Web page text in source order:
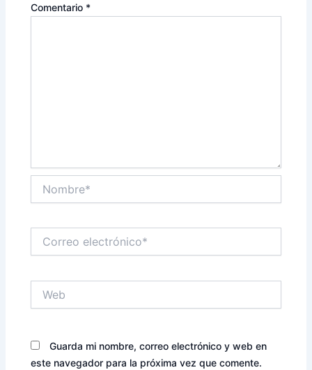
Comentario *
electrónico*
Guarda mi nombre, correo electrónico y web en
este navegador para la próxima vez que comente.